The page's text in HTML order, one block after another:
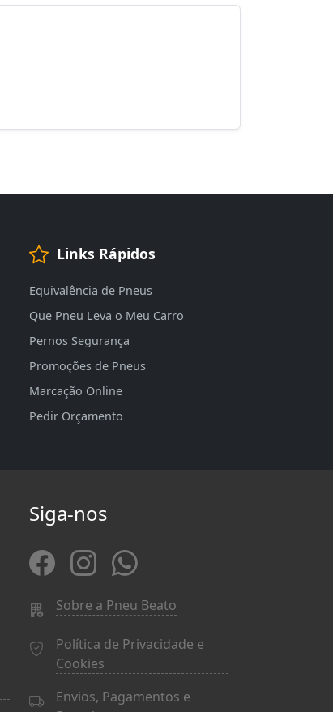
Links Rápidos
Equivalência de Pneus
Que Pneu Leva o Meu Carro
Pernos Segurança
Promoções de Pneus
Marcação Online
Pedir Orçamento
Siga-nos
Sobre a Pneu Beato
Política de Privacidade e
Cookies
Envios, Pagamentos e